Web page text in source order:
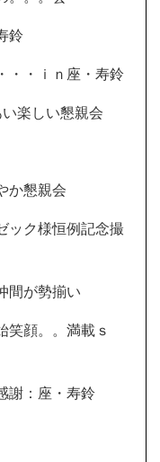
鈴
・・ｉｎ座・寿鈴
楽しい懇親会
か懇親会
ック様恒例記念撮
間が勢揃い
笑顔。。満載ｓ
謝：座・寿鈴